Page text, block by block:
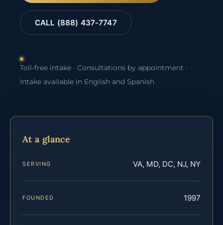
CALL (888) 437-7747
Toll-free intake · Consultations by appointment ·
Intake available in English and Spanish
At a glance
SERVING VA, MD, DC, NJ, NY
FOUNDED 1997